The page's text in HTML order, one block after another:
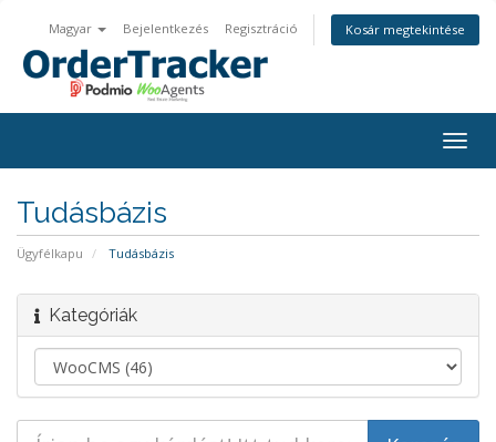
Magyar Bejelentkezés Regisztráció Kosár megtekintése
Tudásbázis
Ügyfélkapu Tudásbázis
Kategóriák